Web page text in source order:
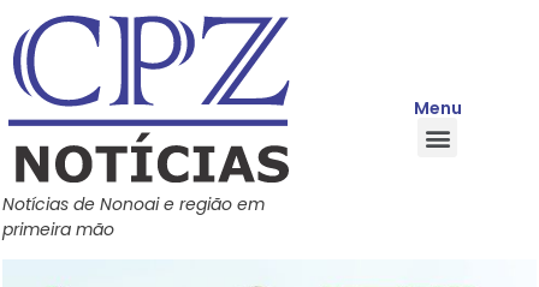
Notícias de Nonoai e região em
primeira mão
Menu